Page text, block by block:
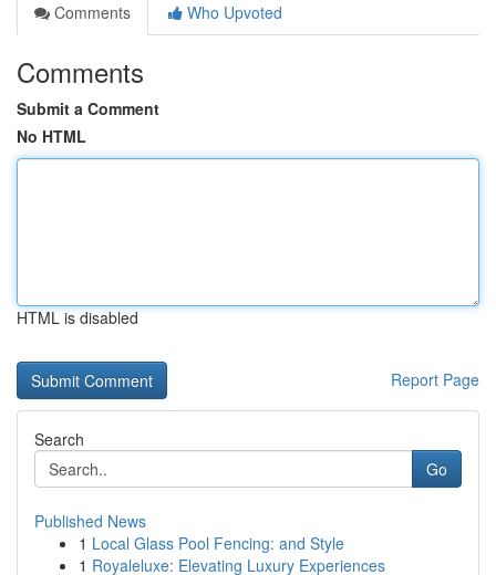
Comments
Who Upvoted
Comments
Submit a Comment
No HTML
HTML is disabled
Report Page
Search
Go
Published News
1 Local Glass Pool Fencing: and Style
1 Royaleluxe: Elevating Luxury Experiences